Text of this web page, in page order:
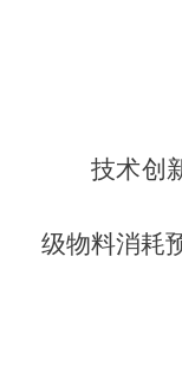
技术创
级物料消耗